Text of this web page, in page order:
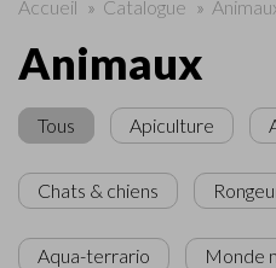
Accueil » Catalogue »
Animaux
Tous Apiculture
Chats & chiens
Aqua-terrario Monde